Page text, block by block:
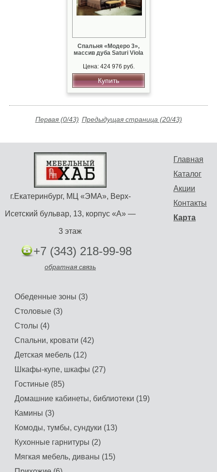
Спальня «Модеро 3»,
массив дуба Saturi Viola
Цена: 424 976 руб.
Купить
Первая (0/43) Предыдущая страница (20/43)
Главная
Каталог
Акции
Контакты
Карта
г.Екатеринбург, МЦ «ЭМА», Верх-
Исетский бульвар, 13, корпус «А» —
3 этаж
+7 (343) 218-99-98
обратная связь
Обеденные зоны (3)
Столовые (3)
Столы (4)
Спальни, кровати (42)
Детская мебель (12)
Шкафы-купе, шкафы (27)
Гостиные (85)
Домашние кабинеты, библиотеки (19)
Камины (3)
Комоды, тумбы, сундуки (13)
Кухонные гарнитуры (2)
Мягкая мебель, диваны (15)